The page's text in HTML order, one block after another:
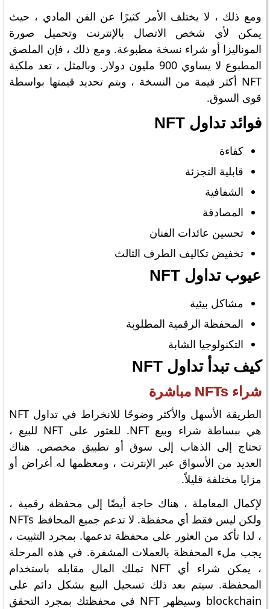
ومع ذلك ، لا يختلف الأمر كثيرًا عن الفن المادي ، حيث
يمكن لأي شخص الاتصال بالإنترنت وتحميل صورة
الموناليزا أو شراء نسخة مطبوعة. ومع ذلك ، فإن الملصق
المطبوع لا يساوي 900 مليون دولار. وبالمثل ، تعد ملكية
NFT أكثر قيمة من النسخة ، ويتم تحديد قيمتها بواسطة
قوى السوق.
فوائد تداول NFT
كفاءة
قابلية التجزئة
الشفافية
المصادقة
تحسين عائدات الفنان
تخفيض تكاليف الطرف الثالث
عيوب تداول NFT
مشاكل بيئية
المحفظة الرقمية المطلوبة
التكنولوجيا الشابة
كيف تبدأ تداول NFT
شراء NFTs مباشرة
الطريقة الأسهل والأكثر وضوحًا للانخراط في تداول NFT
هي ببساطة شراء وبيع NFT. للعثور على NFT للبيع ،
تحتاج إلى الذهاب إلى سوق أو تطبيق مخصص. هناك
العديد من الأسواق عبر الإنترنت ، ومعظمها له أغراض أو
مزايا مختلفة قليلاً.
لإكمال المعاملة ، هناك حاجة أيضًا إلى محفظة رقمية ،
ولكن ليس فقط أي محفظة. لا تدعم جميع المحافظ NFTs
، لذا تأكد من العثور على محفظة تدعمها. بمجرد التثبيت ،
يجب ملء المحفظة بالعملات المشفرة. في هذه المرحلة
، يمكن شراء أي NFT تملك المال مقابله باستخدام
المحفظة. سيتم بعد ذلك تسجيل البيع بشكل دائم على
blockchain وسيظهر NFT في محفظتك بمجرد التحقق